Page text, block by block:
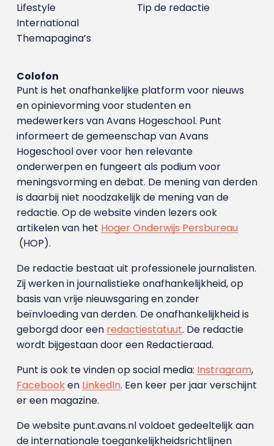
Tip de redactie
Lifestyle
International
Themapagina’s
Colofon
Punt is het onafhankelijke platform voor nieuws
en opinievorming voor studenten en
medewerkers van Avans Hoge­school. Punt
informeert de gemeenschap van Avans
Hogeschool over voor hen relevante
onderwerpen en fungeert als podium voor
meningsvorming en debat. De mening van derden
is daarbij niet noodzakelijk de mening van de
redactie. Op de website vinden lezers ook
artikelen van het Hoger Onderwijs Persbureau
(HOP).
De redactie bestaat uit professionele journalisten.
Zij werken in journalistieke onafhankelijkheid, op
basis van vrije nieuwsgaring en zonder
beïnvloeding van derden. De onafhankelijkheid is
geborgd door een redactiestatuut. De redactie
wordt bijgestaan door een Redactieraad.
Punt is ook te vinden op social media: Instragram,
Facebooken LinkedIn. Een keer per jaar verschijnt
er een magazine.
De website punt.avans.nl voldoet gedeeltelijk aan
de internationale toegankelijkheidsrichtlijnen